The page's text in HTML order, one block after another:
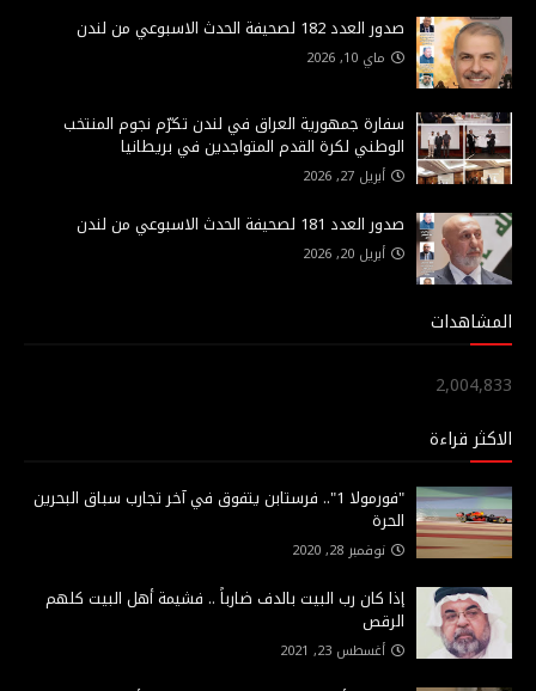
صدور العدد 182 لصحيفة الحدث الاسبوعي من لندن
ماي 10, 2026
سفارة جمهورية العراق في لندن تكرّم نجوم المنتخب
الوطني لكرة القدم المتواجدين في بريطانيا
أبريل 27, 2026
صدور العدد 181 لصحيفة الحدث الاسبوعي من لندن
أبريل 20, 2026
المشاهدات
2,004,833
الاكثر قراءة
"فورمولا 1".. فرستابن يتفوق في آخر تجارب سباق البحرين
الحرة
نوفمبر 28, 2020
إذا كان رب البيت بالدف ضارباً .. فشيمة أهل البيت كلهم
الرقص
أغسطس 23, 2021